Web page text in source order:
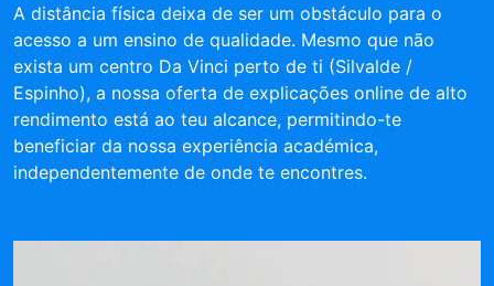
A distância física deixa de ser um obstáculo para o
acesso a um ensino de qualidade. Mesmo que não
exista um centro Da Vinci perto de ti (Silvalde /
Espinho), a nossa oferta de explicações online de alto
rendimento está ao teu alcance, permitindo-te
beneficiar da nossa experiência académica,
independentemente de onde te encontres.